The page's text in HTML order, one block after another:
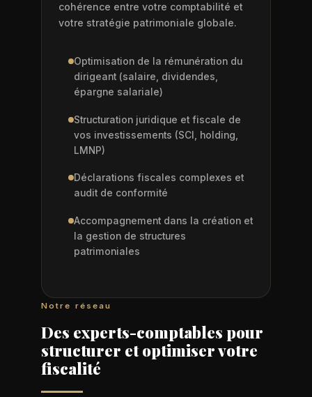
cohérence entre votre comptabilité et
votre stratégie patrimoniale globale.
Optimisation de la rémunération du
dirigeant (salaire, dividendes,
épargne salariale)
Structuration juridique et fiscale de
vos investissements (SCI, holding,
LMNP)
Déclarations fiscales complexes et
audit de conformité
Accompagnement dans la création et
la gestion de structures
patrimoniales
Notre réseau
Des experts-comptables pour
structurer et optimiser votre
fiscalité